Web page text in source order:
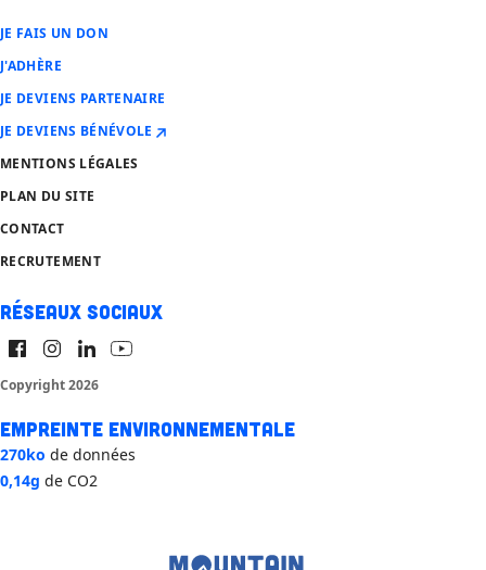
JE FAIS UN DON
J'ADHÈRE
JE DEVIENS PARTENAIRE
JE DEVIENS BÉNÉVOLE
MENTIONS LÉGALES
PLAN DU SITE
CONTACT
RECRUTEMENT
Réseaux sociaux
Copyright 2026
Empreinte environnementale
270ko de données
0,14g de CO2